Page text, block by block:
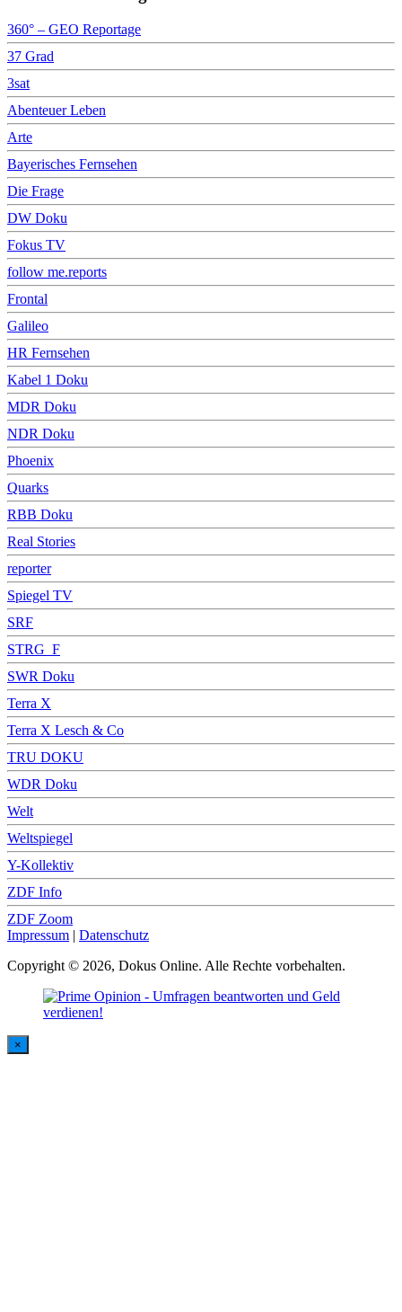
360° – GEO Reportage
37 Grad
3sat
Abenteuer Leben
Arte
Bayerisches Fernsehen
Die Frage
DW Doku
Fokus TV
follow me.reports
Frontal
Galileo
HR Fernsehen
Kabel 1 Doku
MDR Doku
NDR Doku
Phoenix
Quarks
RBB Doku
Real Stories
reporter
Spiegel TV
SRF
STRG_F
SWR Doku
Terra X
Terra X Lesch & Co
TRU DOKU
WDR Doku
Welt
Weltspiegel
Y-Kollektiv
ZDF Info
ZDF Zoom
Impressum | Datenschutz
Copyright © 2026, Dokus Online. Alle Rechte vorbehalten.
×